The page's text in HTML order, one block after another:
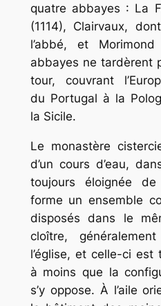
quatre abbayes : La
(1114), Clairvaux,
l’abbé, et
abbayes ne tardèrent
tour, couvrant
du Portugal à la
la Sicile.
Le monastère
d’un cours d’eau,
toujours éloignée
forme un ensemble
disposés dans le
cloître,
l’église, et celle-ci est
à moins que la
s’y oppose. À l’aile